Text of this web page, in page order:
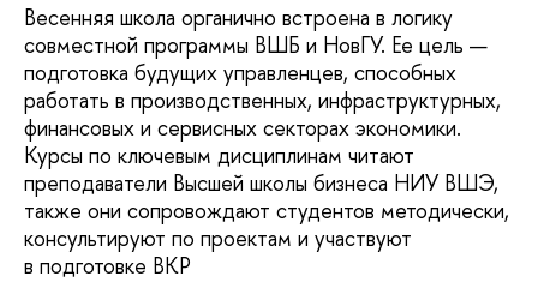
Весенняя школа органично встроена в логику
совместной программы ВШБ и НовГУ. Ее цель —
подготовка будущих управленцев, способных
работать в производственных, инфраструктурных,
финансовых и сервисных секторах экономики.
Курсы по ключевым дисциплинам читают
преподаватели Высшей школы бизнеса НИУ ВШЭ,
также они сопровождают студентов методически,
консультируют по проектам и участвуют
в подготовке ВКР